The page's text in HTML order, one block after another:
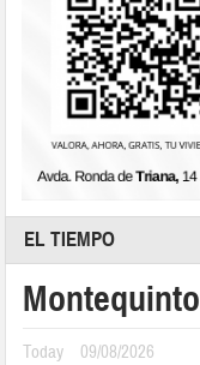
EL TIEMPO
Montequinto
Today 09/08/2026